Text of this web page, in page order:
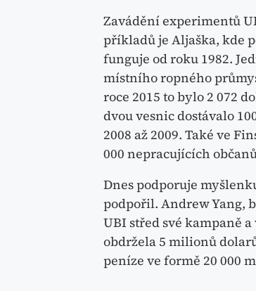
Zavádění experimentů
příkladů je Aljaška, kde
funguje od roku 1982.
místního ropného
roce 2015 to bylo 2 072
dvou vesnic dostávalo
2008 až 2009. Také ve
000 nepracujících
Dnes podporuje
podpořil. Andrew Yang,
UBI střed své kampaně
obdržela 5 milionů
peníze ve formě 20 000